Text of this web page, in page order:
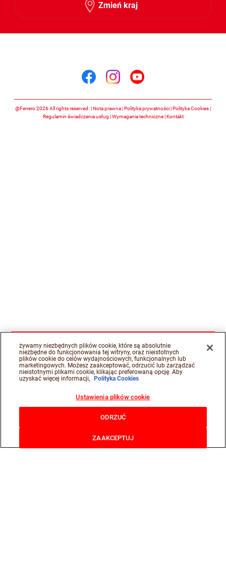
Zmień kraj
@Ferrero 2026 All rights reserved. Nota prawna Polityka prywatności Polityka Cookies
Regulamin świadczenia usług
Wymagania techniczne Kontakt
żywamy niezbędnych plików cookie, które są absolutnie
niezbędne do funkcjonowania tej witryny, oraz nieistotnych
plików cookie do celów wydajnościowych, funkcjonalnych lub
marketingowych. Możesz zaakceptować, odrzucić lub zarządzać
nieistotnymi plikami cookie, klikając preferowaną opcję. Aby
uzyskać więcej informacji,
Polityka Cookies
Ustawienia plików cookie
ODRZUĆ
ZAAKCEPTUJ